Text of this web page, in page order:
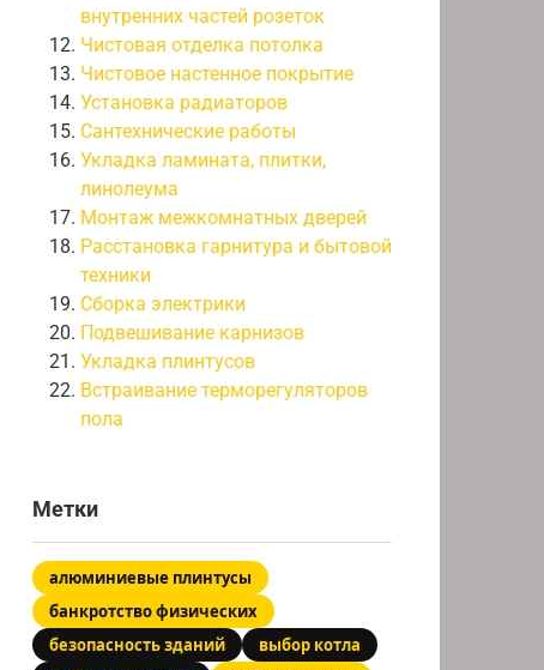
внутренних частей розеток
Чистовая отделка потолка
Чистовое настенное покрытие
Установка радиаторов
Сантехнические работы
Укладка ламината, плитки,
линолеума
Монтаж межкомнатных дверей
Расстановка гарнитура и бытовой
техники
Сборка электрики
Подвешивание карнизов
Укладка плинтусов
Встраивание терморегуляторов
пола
Метки
алюминиевые плинтусы
банкротство физических
безопасность зданий
выбор котла